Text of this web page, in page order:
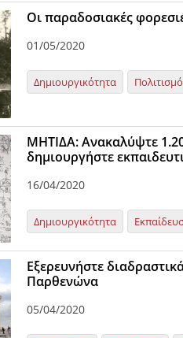
Οι παραδοσιακές
01/05/2020
Δημιουργικότητα
ΜΗΤΙΔΑ: Ανακαλύψτε
δημιουργήστε
16/04/2020
Δημιουργικότητα
Εξερευνήστε
Παρθενώνα
05/04/2020